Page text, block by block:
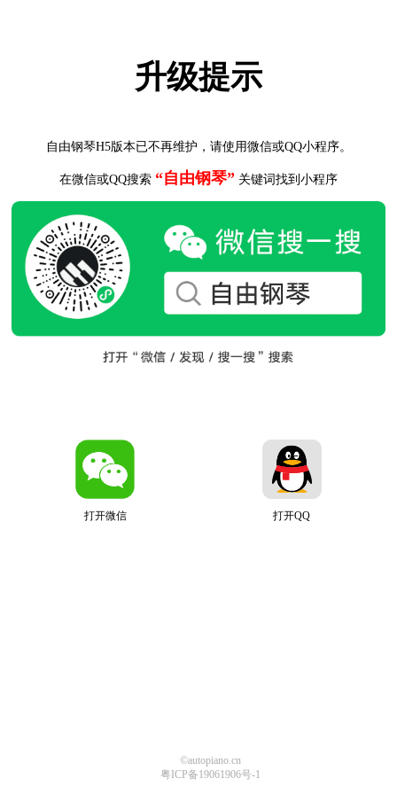
升级提示
自由钢琴H5版本已不再维护，请使用微信或QQ小程序。
在微信或QQ搜索 “自由钢琴” 关键词找到小程序
打开微信 打开QQ
©autopiano.cn
粤ICP备19061906号-1